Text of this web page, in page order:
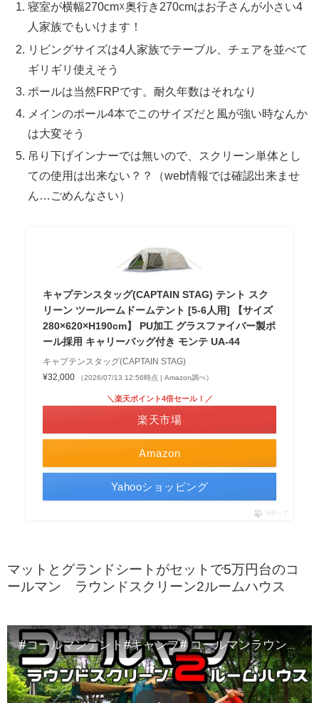
寝室が横幅270cm☓奥行き270cmはお子さんが小さい4
人家族でもいけます！
リビングサイズは4人家族でテーブル、チェアを並べて
ギリギリ使えそう
ポールは当然FRPです。耐久年数はそれなり
メインのポール4本でこのサイズだと風が強い時なんか
は大変そう
吊り下げインナーでは無いので、スクリーン単体とし
ての使用は出来ない？？（web情報では確認出来ませ
ん…ごめんなさい）
キャプテンスタッグ(CAPTAIN STAG) テント スク
リーン ツールームドームテント [5-6人用] 【サイズ
280×620×H190cm】 PU加工 グラスファイバー製ポ
ール採用 キャリーバッグ付き モンテ UA-44
キャプテンスタッグ(CAPTAIN STAG)
¥32,000
（2026/07/13 12:56時点 | Amazon調べ）
Amazon
＼楽天ポイント4倍セール！／
楽天市場
Yahooショッピング
ポチップ
マットとグランドシートがセットで5万円台のコ
ールマン ラウンドスクリーン2ルームハウス
#コールマンテント#キャンプ# コールマンラウンドスクリーン2ルームハウスのレビュー＆スペック紹介！